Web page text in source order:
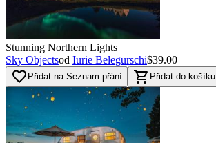
Stunning Northern Lights
Sky Objectsod Iurie Belegurschi$39.00
favorite_border Přidat na Seznam přání shopping_cart Přidat do košíku